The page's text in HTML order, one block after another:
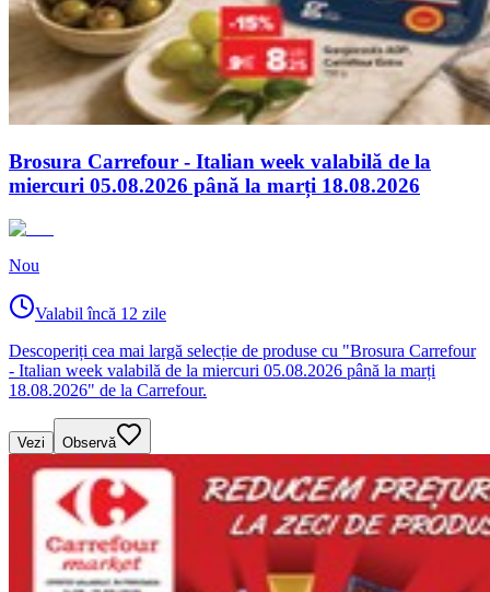
Brosura Carrefour - Italian week valabilă de la
miercuri 05.08.2026 până la marți 18.08.2026
Nou
Valabil încă 12 zile
Descoperiți cea mai largă selecție de produse cu "Brosura Carrefour
- Italian week valabilă de la miercuri 05.08.2026 până la marți
18.08.2026" de la Carrefour.
Vezi Observă